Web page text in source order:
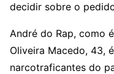
decidir sobre o
André do Rap, como
Oliveira Macedo, 43,
narcotraficantes do